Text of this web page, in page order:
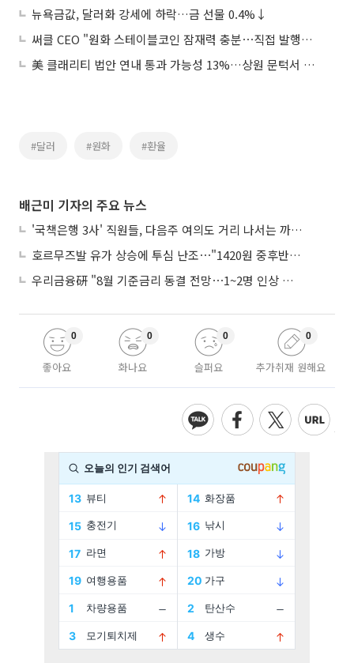
뉴욕금값, 달러화 강세에 하락…금 선물 0.4%↓
써클 CEO "원화 스테이블코인 잠재력 충분⋯직접 발행은 안할 것"
美 클래리티 법안 연내 통과 가능성 13%…상원 문턱서 제동
#달러 #원화 #환율
배근미 기자의 주요 뉴스
'국책은행 3사' 직원들, 다음주 여의도 거리 나서는 까닭은
호르무즈발 유가 상승에 투심 난조⋯"1420원 중후반 등락"
우리금융硏 "8월 기준금리 동결 전망⋯1~2명 인상 소수의견 낼 것"
좋아요
0
화나요
0
슬퍼요
0
추가취재 원해요
0